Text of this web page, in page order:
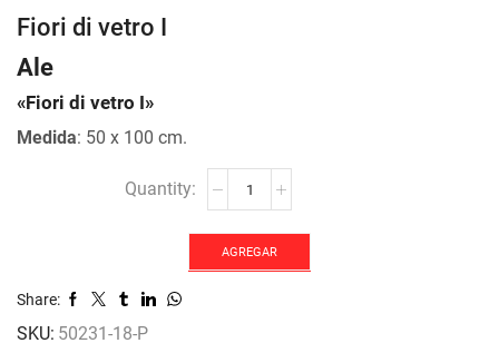
Fiori di vetro I
Ale
«Fiori di vetro I»
Medida: 50 x 100 cm.
cantidad
AGREGAR
Share:
SKU: 50231-18-P